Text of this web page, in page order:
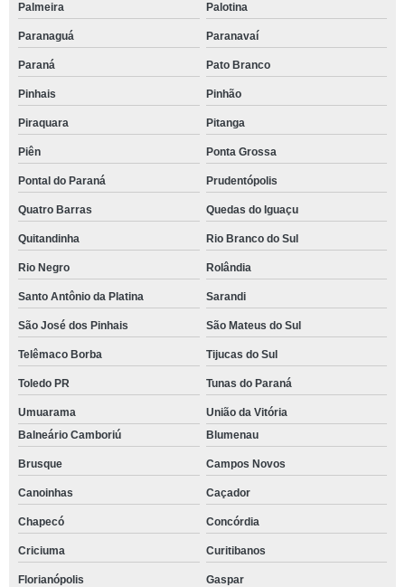
Palmeira Palotina
Paranaguá Paranavaí
Paraná Pato Branco
Pinhais Pinhão
Piraquara Pitanga
Piên Ponta Grossa
Pontal do Paraná Prudentópolis
Quatro Barras Quedas do Iguaçu
Quitandinha Rio Branco do Sul
Rio Negro Rolândia
Santo Antônio da Platina Sarandi
São José dos Pinhais São Mateus do Sul
Telêmaco Borba Tijucas do Sul
Toledo PR Tunas do Paraná
Umuarama
União da Vitória
Balneário Camboriú
Blumenau
Brusque Campos Novos
Canoinhas Caçador
Chapecó Concórdia
Criciuma Curitibanos
Florianópolis Gaspar